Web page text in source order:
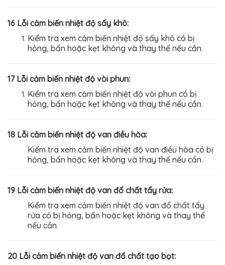
16 Lỗi cảm biến nhiệt độ sấy khô:
Kiểm tra xem cảm biến nhiệt độ sấy khô có bị
hỏng, bẩn hoặc kẹt không và thay thế nếu cần.
17 Lỗi cảm biến nhiệt độ vòi phun:
Kiểm tra xem cảm biến nhiệt độ vòi phun có bị
hỏng, bẩn hoặc kẹt không và thay thế nếu cần.
18 Lỗi cảm biến nhiệt độ van điều hòa:
Kiểm tra xem cảm biến nhiệt độ van điều hòa có bị
hỏng, bẩn hoặc kẹt không và thay thế nếu cần.
19 Lỗi cảm biến nhiệt độ van đổ chất tẩy rửa:
Kiểm tra xem cảm biến nhiệt độ van đổ chất tẩy
rửa có bị hỏng, bẩn hoặc kẹt không và thay thế
nếu cần.
20 Lỗi cảm biến nhiệt độ van đổ chất tạo bọt: